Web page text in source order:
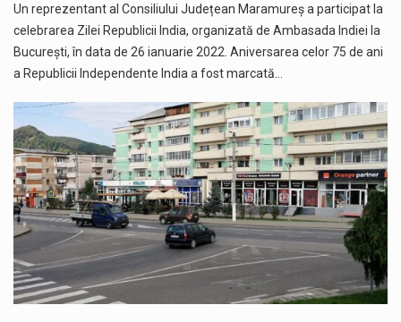
Un reprezentant al Consiliului Județean Maramureș a participat la
celebrarea Zilei Republicii India, organizată de Ambasada Indiei la
București, în data de 26 ianuarie 2022. Aniversarea celor 75 de ani
a Republicii Independente India a fost marcată…